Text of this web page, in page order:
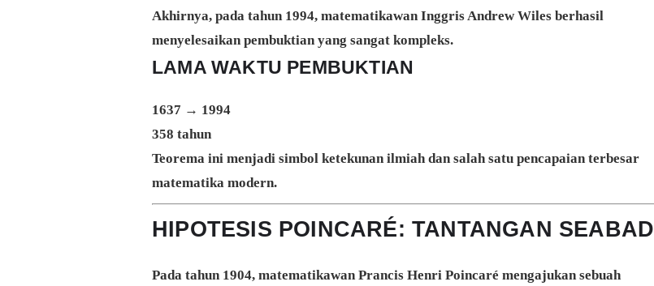
Akhirnya, pada tahun 1994, matematikawan InggrisAndrew Wiles berhasil
menyelesaikan pembuktian yang sangat kompleks.
LAMA WAKTU PEMBUKTIAN
1637 → 1994
358 tahun
Teorema ini menjadi simbol ketekunan ilmiah dan salah satu pencapaian terbesar
matematika modern.
HIPOTESIS POINCARÉ: TANTANGAN SEABAD
Pada tahun 1904, matematikawan Prancis Henri Poincaré mengajukan sebuah